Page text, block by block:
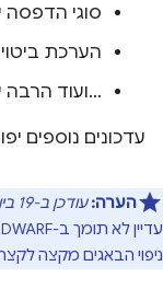
סוגי הדפסה
הערכת
…ועוד הרבה
עדכונים נוספים
הערה: עודכן ב-19 ביוני 2020
ניפוי הבאגים מקצה